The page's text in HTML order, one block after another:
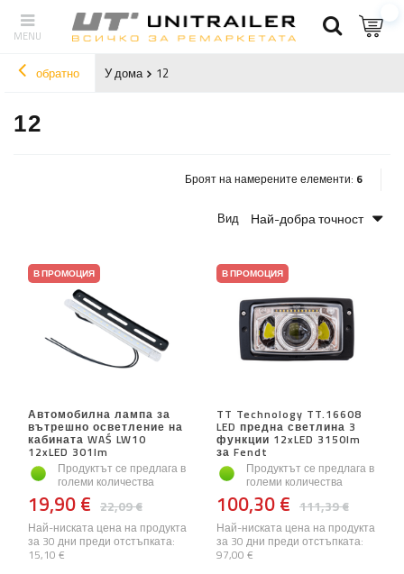
обратно У дома 12
12
Броят на намерените елементи: 6
Вид Най-добра точност
В ПРОМОЦИЯ
Автомобилна лампа за
вътрешно осветление на
кабината WAŚ LW10
12xLED 301lm
Продуктът се предлага в
големи количества
22,09 €
19,90 €
Най-ниската цена на продукта
за 30 дни преди отстъпката:
15,10 €
В ПРОМОЦИЯ
TT Technology TT.16608
LED предна светлина 3
функции 12xLED 3150lm
за Fendt
Продуктът се предлага в
големи количества
111,39 €
100,30 €
Най-ниската цена на продукта
за 30 дни преди отстъпката:
97,00 €